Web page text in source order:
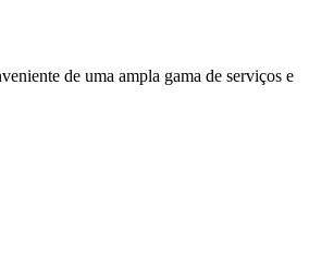
de uma ampla gama de serviços e